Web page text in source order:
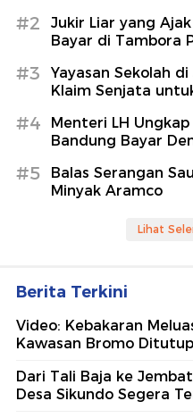
#2
Jukir Liar yang
Bayar di Tambora
#3
Yayasan Sekolah
Klaim Senjata
#4
Menteri LH
Bandung Bayar
#5
Balas Serangan
Minyak Aramco
Lihat
Berita Terkini
Video: Kebakaran
Kawasan Bromo Ditutup
Dari Tali Baja ke
Desa Sikundo Segera